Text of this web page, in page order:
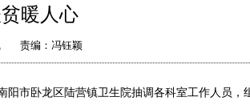
暖人心
责编：冯钰颖
市卧龙区陆营镇卫生院抽调各科室工作人员，